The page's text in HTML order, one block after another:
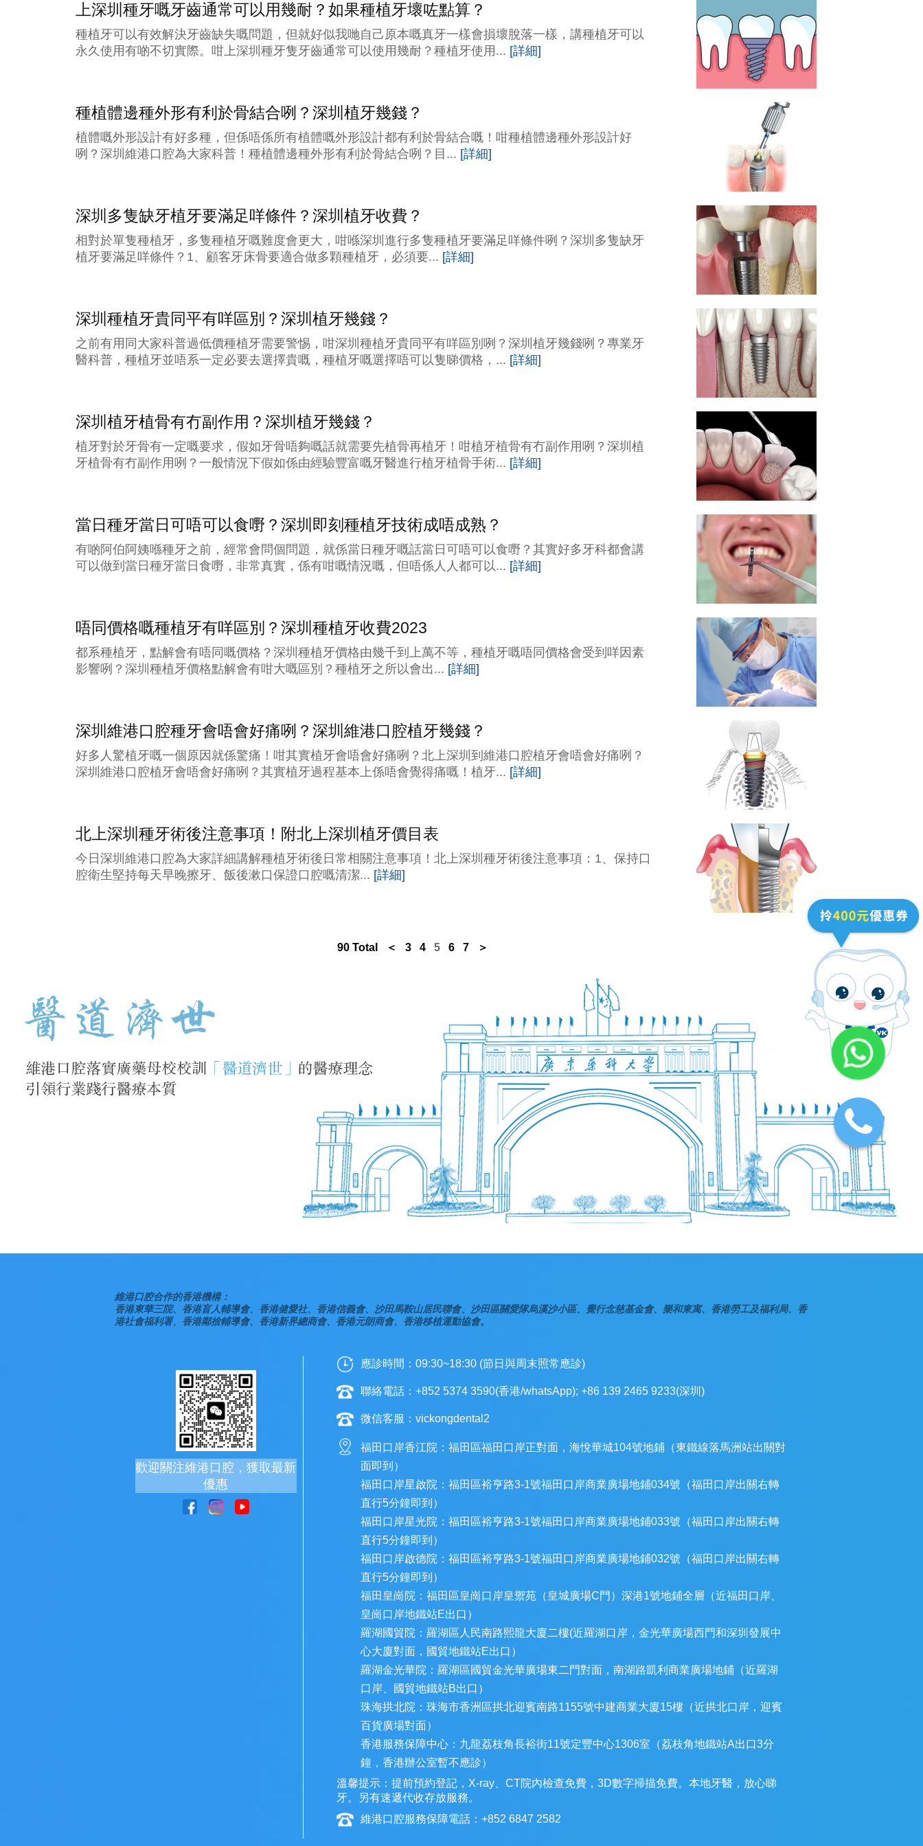
上深圳種牙嘅牙齒通常可以用幾耐？如果種植牙壞咗點算？
種植牙可以有效解決牙齒缺失嘅問題，但就好似我哋自己原本嘅真牙一樣會損壞脫落一樣，講種植牙可以
永久使用有啲不切實際。咁上深圳種牙隻牙齒通常可以使用幾耐？種植牙使用... [詳細]
種植體邊種外形有利於骨結合咧？深圳植牙幾錢？
植體嘅外形設計有好多種，但係唔係所有植體嘅外形設計都有利於骨結合嘅！咁種植體邊種外形設計好
咧？深圳維港口腔為大家科普！種植體邊種外形有利於骨結合咧？目... [詳細]
深圳多隻缺牙植牙要滿足咩條件？深圳植牙收費？
相對於單隻種植牙，多隻種植牙嘅難度會更大，咁喺深圳進行多隻種植牙要滿足咩條件咧？深圳多隻缺牙
植牙要滿足咩條件？1、顧客牙床骨要適合做多顆種植牙，必須要... [詳細]
深圳種植牙貴同平有咩區別？深圳植牙幾錢？
之前有用同大家科普過低價種植牙需要警惕，咁深圳種植牙貴同平有咩區別咧？深圳植牙幾錢咧？專業牙
醫科普，種植牙並唔系一定必要去選擇貴嘅，種植牙嘅選擇唔可以隻睇價格，... [詳細]
深圳植牙植骨有冇副作用？深圳植牙幾錢？
植牙對於牙骨有一定嘅要求，假如牙骨唔夠嘅話就需要先植骨再植牙！咁植牙植骨有冇副作用咧？深圳植
牙植骨有冇副作用咧？一般情況下假如係由經驗豐富嘅牙醫進行植牙植骨手術... [詳細]
當日種牙當日可唔可以食嘢？深圳即刻種植牙技術成唔成熟？
有啲阿伯阿姨喺種牙之前，經常會問個問題，就係當日種牙嘅話當日可唔可以食嘢？其實好多牙科都會講
可以做到當日種牙當日食嘢，非常真實，係有咁嘅情況嘅，但唔係人人都可以... [詳細]
唔同價格嘅種植牙有咩區別？深圳種植牙收費2023
都系種植牙，點解會有唔同嘅價格？深圳種植牙價格由幾千到上萬不等，種植牙嘅唔同價格會受到咩因素
影響咧？深圳種植牙價格點解會有咁大嘅區別？種植牙之所以會出... [詳細]
深圳維港口腔種牙會唔會好痛咧？深圳維港口腔植牙幾錢？
好多人驚植牙嘅一個原因就係驚痛！咁其實植牙會唔會好痛咧？北上深圳到維港口腔植牙會唔會好痛咧？
深圳維港口腔植牙會唔會好痛咧？其實植牙過程基本上係唔會覺得痛嘅！植牙... [詳細]
北上深圳種牙術後注意事項！附北上深圳植牙價目表
今日深圳維港口腔為大家詳細講解種植牙術後日常相關注意事項！北上深圳種牙術後注意事項：1、保持口
腔衛生堅持每天早晚擦牙、飯後漱口保證口腔嘅清潔... [詳細]
90 Total ＜ 3 4 5 6 7 ＞
維港口腔合作的香港機構：
香港東華三院、香港盲人輔導會、香港健愛社、香港信義會、沙田馬鞍山居民聯會、沙田區關愛隊烏溪沙小區、覺行念慈基金會、樂和東寓、香港勞工及福利局、香
港社會福利署、香港鄰捨輔導會、香港新界總商會、香港元朗商會、香港移植運動協會。
歡迎關注維港口腔，獲取最新
優惠
應診時間：09:30~18:30 (節日與周末照常應診)
聯絡電話：+852 5374 3590(香港/whatsApp); +86 139 2465 9233(深圳)
微信客服：vickongdental2
福田口岸香江院：福田區福田口岸正對面，海悅華城104號地鋪（東鐵線落馬洲站出關對
面即到）
福田口岸星啟院：福田區裕亨路3-1號福田口岸商業廣場地鋪034號（福田口岸出關右轉
直行5分鐘即到）
福田口岸星光院：福田區裕亨路3-1號福田口岸商業廣場地鋪033號（福田口岸出關右轉
直行5分鐘即到）
福田口岸啟德院：福田區裕亨路3-1號福田口岸商業廣場地鋪032號（福田口岸出關右轉
直行5分鐘即到）
福田皇崗院：福田區皇崗口岸皇禦苑（皇城廣場C門）深港1號地鋪全層（近福田口岸、
皇崗口岸地鐵站E出口）
羅湖國貿院：羅湖區人民南路熙龍大廈二樓(近羅湖口岸，金光華廣場西門和深圳發展中
心大廈對面，國貿地鐵站E出口）
羅湖金光華院：羅湖區國貿金光華廣場東二門對面，南湖路凱利商業廣場地鋪（近羅湖
口岸、國貿地鐵站B出口）
珠海拱北院：珠海市香洲區拱北迎賓南路1155號中建商業大廈15樓（近拱北口岸，迎賓
百貨廣場對面）
香港服務保障中心：九龍荔枝角長裕街11號定豐中心1306室（荔枝角地鐵站A出口3分
鐘，香港辦公室暫不應診）
溫馨提示：提前預約登記，X-ray、CT院內檢查免費，3D數字掃描免費。本地牙醫，放心睇
牙。另有速遞代收存放服務。
維港口腔服務保障電話：+852 6847 2582